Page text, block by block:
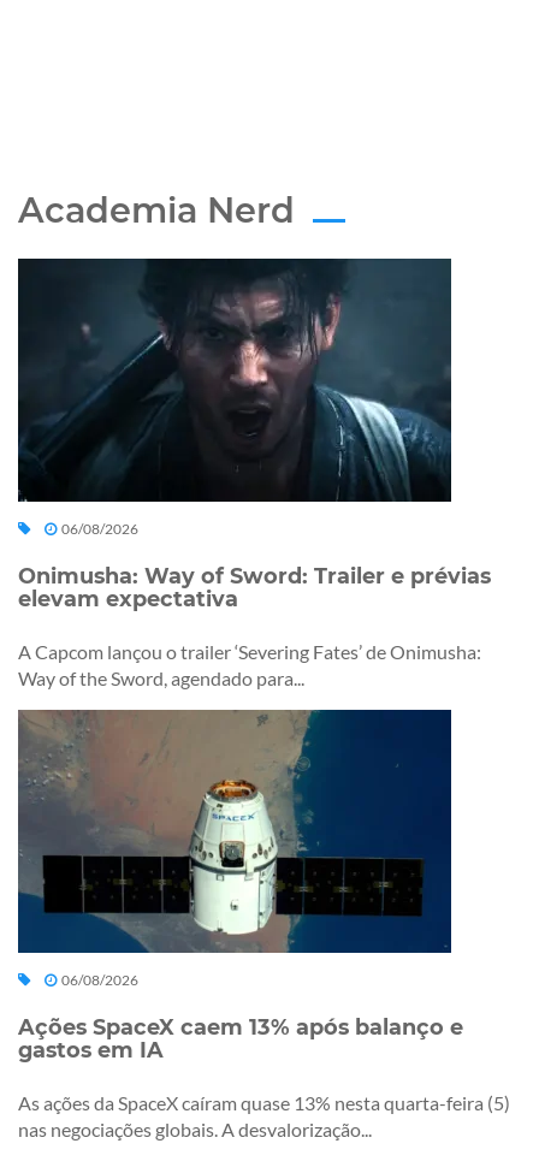
Academia Nerd
06/08/2026
Onimusha: Way of Sword: Trailer e prévias
elevam expectativa
A Capcom lançou o trailer ‘Severing Fates’ de Onimusha:
Way of the Sword, agendado para...
06/08/2026
Ações SpaceX caem 13% após balanço e
gastos em IA
As ações da SpaceX caíram quase 13% nesta quarta-feira (5)
nas negociações globais. A desvalorização...